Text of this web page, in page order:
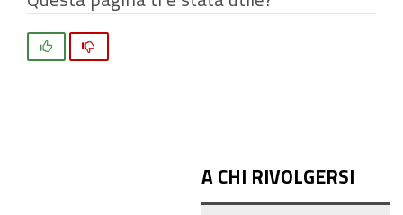
A CHI RIVOLGERSI